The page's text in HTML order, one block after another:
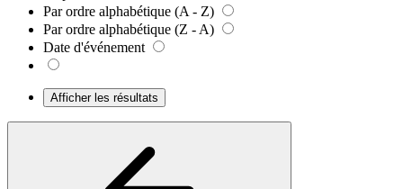
Par ordre alphabétique (A - Z)
Par ordre alphabétique (Z - A)
Date d'événement
Afficher les résultats